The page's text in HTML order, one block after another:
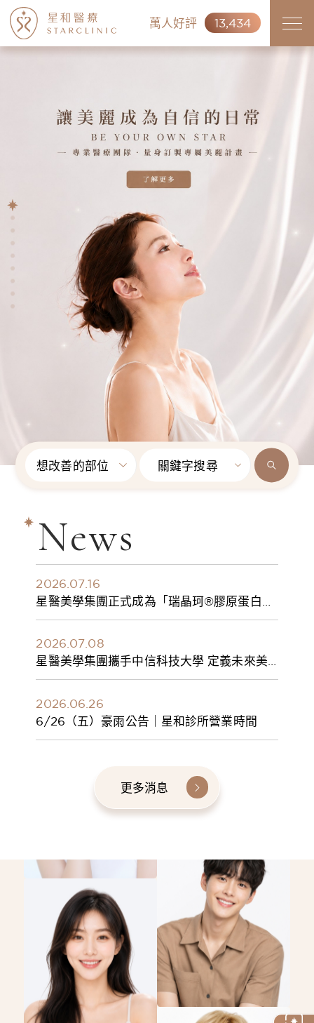
萬人好評 13,434
想改善的部位 關鍵字搜尋
News
2026.07.16
星醫美學集團正式成為「瑞晶珂®膠原蛋白植
入劑」台灣獨家總代理
2026.07.08
星醫美學集團攜手中信科技大學 定義未來美
學人才新標準 建構健康美學產學共育模式 串
2026.06.26
6/26（五）豪雨公告｜星和診所營業時間
更多消息